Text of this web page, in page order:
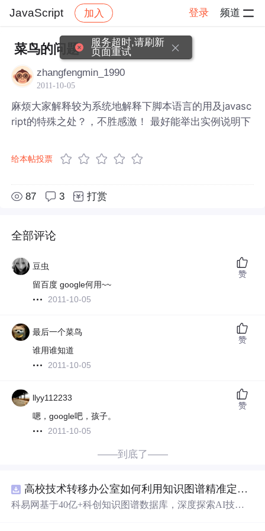
JavaScript 加入 登录 频道
社区 JavaScript 帖子详情
菜鸟的问题
zhangfengmin_1990
2011-10-05
麻烦大家解释较为系统地解释下脚本语言的用及javasc
ript的特殊之处？，不胜感激！ 最好能举出实例说明下
给本帖投票
87 3 打赏
全部评论
豆虫
留百度 google何用~~
2011-10-05
赞
最后一个菜鸟
谁用谁知道
2011-10-05
赞
llyy112233
嗯，google吧，孩子。
2011-10-05
赞
——到底了——
高校技术转移办公室如何利用知识图谱精准定位产业需求与技术适配点？.docx
科易网基于40亿+科创知识图谱数据库，深度探索AI技术
服务超时,请刷新
页面重试